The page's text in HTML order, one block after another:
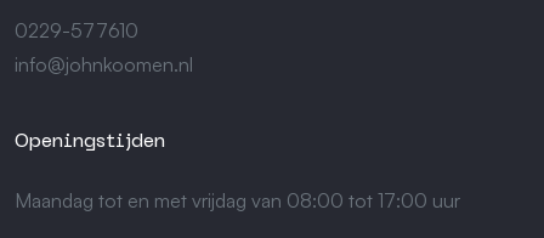
0229-577610
info@johnkoomen.nl
Openingstijden
Maandag tot en met vrijdag van 08:00 tot 17:00 uur